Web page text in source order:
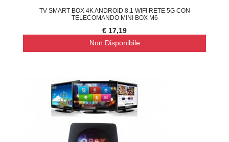
TV SMART BOX 4K ANDROID 8.1 WIFI RETE 5G CON
TELECOMANDO MINI BOX M6
€ 17,19
Non Disponibile